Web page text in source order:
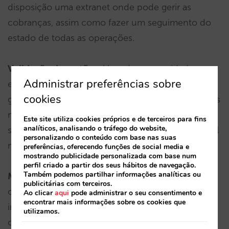
disposição uma extranet onde pode gerir as
cobranças, assim como fazer um seguimento do
estado de todas as operações.
Validação de cartões:Uma das necessidades
específicas e habituais do setor hoteleiro é a de
garantir as reservas de pagamento direto, nas quais
não se efetua pagamento exceto em caso de no-
show. Esta operação estará brevemente disponível
na integração da Mirai com a PAYCOMET.
Métodos de pagamento alternativos:Além dos
cartões de crédito e débito, a PAYCOMET aceita
inúmeros métodos de pagamento, tanto locais
como internacionais, como Bizum, Giropay, Ideal,
Administrar preferências sobre
cookies
Este site utiliza cookies próprios e de terceiros para fins
analíticos, analisando o tráfego do website,
personalizando o conteúdo com base nas suas
preferências, oferecendo funções de social media e
mostrando publicidade personalizada com base num
perfil criado a partir dos seus hábitos de navegação.
Também podemos partilhar informações analíticas ou
publicitárias com terceiros.
Ao clicaraqui pode administrar o seu consentimento e
encontrar mais informações sobre os cookies que
utilizamos.